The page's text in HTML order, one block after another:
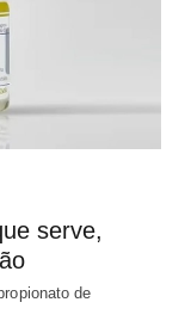
serve,
de